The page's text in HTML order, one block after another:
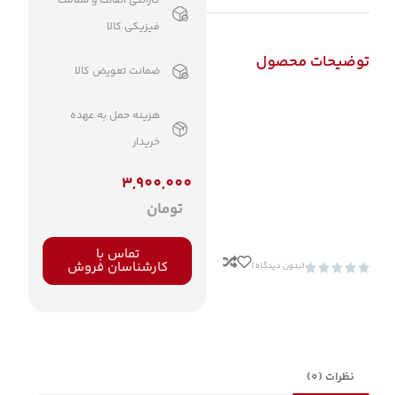
توضیحات محصول




(بدون دیدگاه)
فیزیکی کالا
ضمانت تعویض کالا
هزینه حمل به عهده
خریدار
3,900,000
تومان
تماس با
کارشناسان فروش
نظرات (0)